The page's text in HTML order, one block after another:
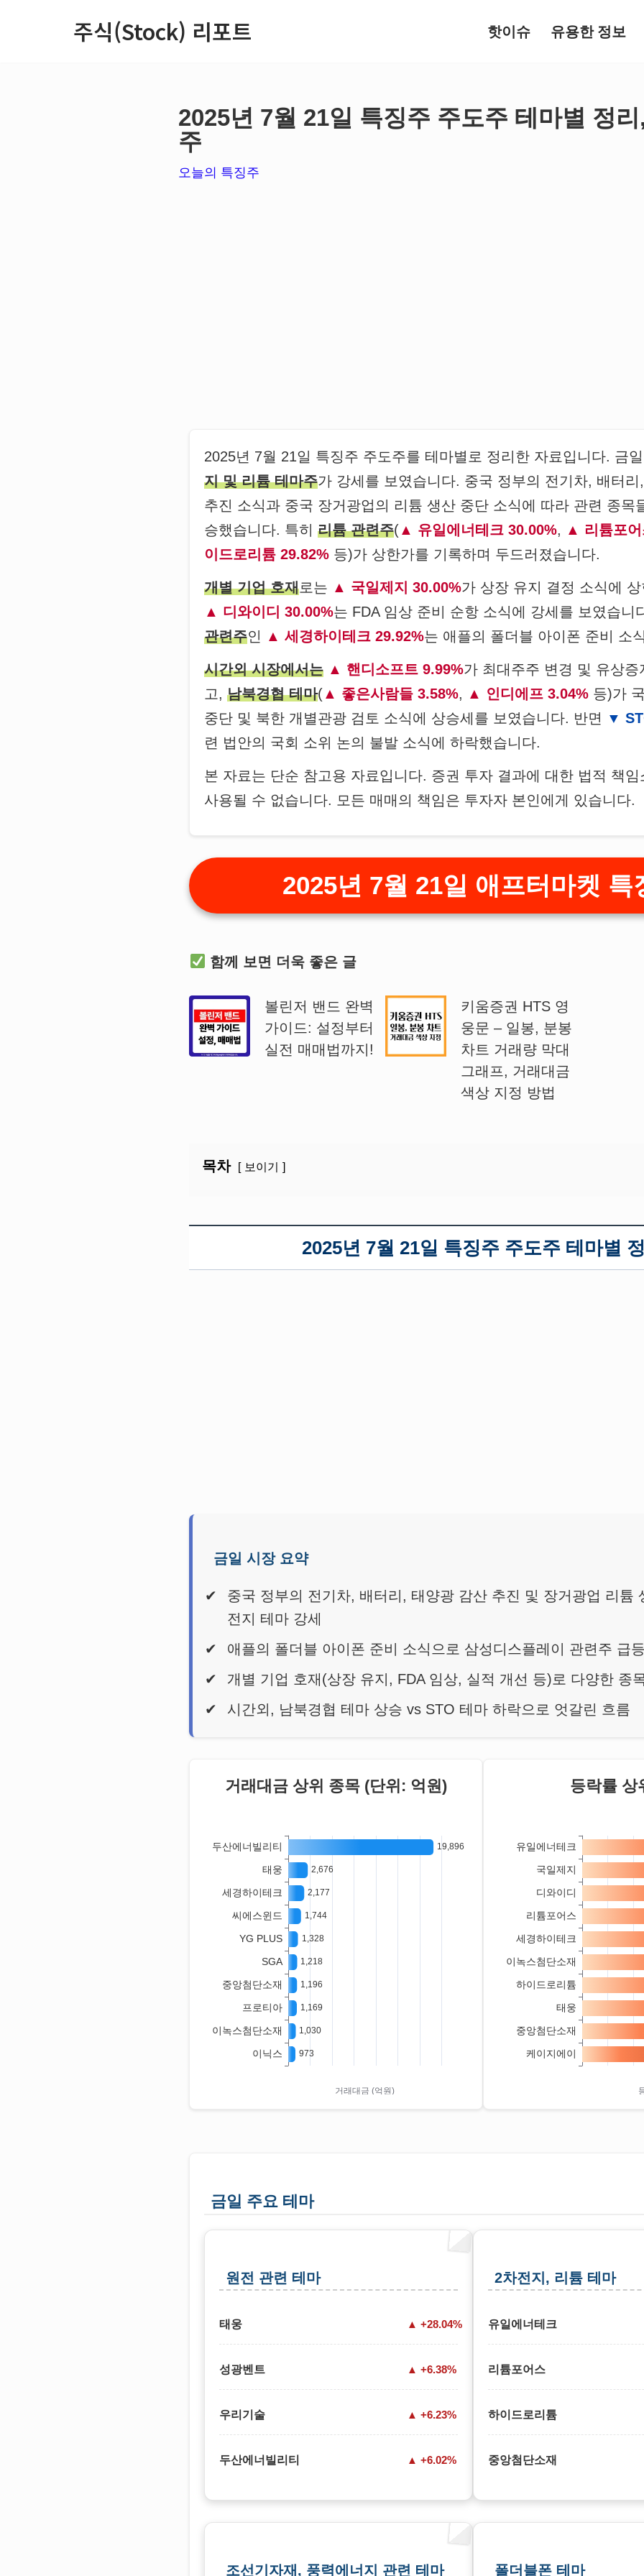
주식(Stock) 리포트 핫이슈 유용한 정보
2025년 7월 21일 특징주 주도주 테마별 정
주
오늘의 특징주
2025년 7월 21일 특징주 주도주를 테마별로 정리한 자료입니다. 금
지 및 리튬 테마주가 강세를 보였습니다. 중국 정부의 전기차, 배터
추진 소식과 중국 장거광업의 리튬 생산 중단 소식에 따라 관련 종목
승했습니다. 특히리튬 관련주( 유일에너테크 30.00%,
리튬포
이드로리튬 29.82% 등)가 상한가를 기록하며 두드러졌습니다.
개별 기업 호재로는 국일제지 30.00%가 상장 유지 결정 소식에
디와이디 30.00%는 FDA 임상 준비 순항 소식에 강세를 보였습니
관련주인 세경하이테크 29.92%는 애플의 폴더블 아이폰 준비 소
시간외 시장에서는 핸디소프트 9.99%가 최대주주 변경 및 유상
고,남북경협 테마( 좋은사람들 3.58%, 인디에프 3.04% 등)가
중단 및 북한 개별관광 검토 소식에 상승세를 보였습니다. 반면
련 법안의 국회 소위 논의 불발 소식에 하락했습니다.
본 자료는 단순 참고용 자료입니다. 증권 투자 결과에 대한 법적 책
사용될 수 없습니다. 모든 매매의 책임은 투자자 본인에게 있습니다.
2025년 7월 21일 애프터마켓 특
함께 보면 더욱 좋은 글
볼린저 밴드 완벽
가이드: 설정부터
실전 매매법까지!
키움증권 HTS 영
웅문 – 일봉, 분봉
차트 거래량 막대
그래프, 거래대금
색상 지정 방법
목차 보이기
2025년 7월 21일 특징주 주도주 테마별
금일 시장 요약
중국 정부의 전기차, 배터리, 태양광 감산 추진 및 장거광업 리튬
전지 테마 강세
애플의 폴더블 아이폰 준비 소식으로 삼성디스플레이 관련주 급
개별 기업 호재(상장 유지, FDA 임상, 실적 개선 등)로 다양한 종
시간외, 남북경협 테마 상승 vs STO 테마 하락으로 엇갈린 흐름
거래대금 상위 종목 (단위: 억원) 등락률 상
금일 주요 테마
원전 관련 테마
태웅 +28.04%
성광벤트 +6.38%
우리기술 +6.23%
두산에너빌리티 +6.02%
2차전지, 리튬 테마
유일에너테크
리튬포어스
하이드로리튬
중앙첨단소재
조선기자재, 풍력에너지 관련 테마 폴더블폰 테마